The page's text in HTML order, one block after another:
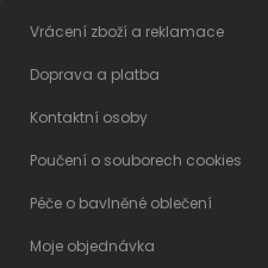
Vrácení zboží a reklamace
Doprava a platba
Kontaktní osoby
Poučení o souborech cookies
Péče o bavlněné oblečení
Moje objednávka